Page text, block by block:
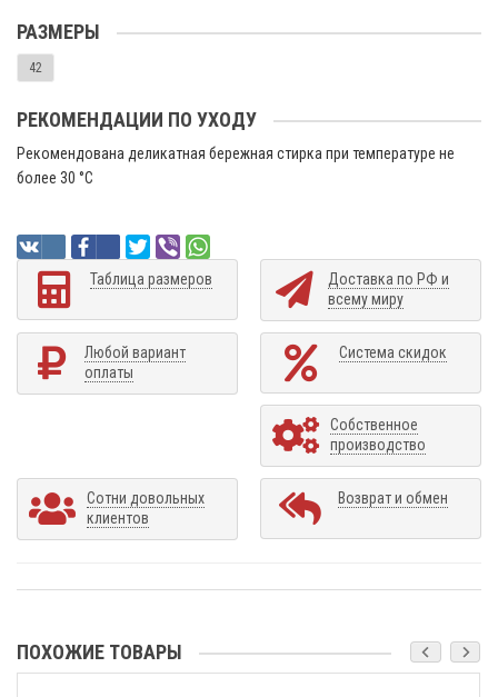
РАЗМЕРЫ
42
РЕКОМЕНДАЦИИ ПО УХОДУ
Рекомендована деликатная бережная стирка при температуре не
более 30 °C
Таблица размеров
Доставка по РФ и
всему миру
Любой вариант
оплаты
Система скидок
Собственное
производство
Сотни довольных
клиентов
Возврат и обмен
ПОХОЖИЕ ТОВАРЫ